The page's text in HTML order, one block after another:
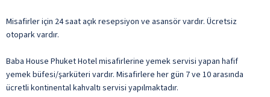
Misafirler için 24 saat açık resepsiyon ve asansör vardır. Ücretsiz
otopark vardır.
Baba House Phuket Hotel misafirlerine yemek servisi yapan hafif
yemek büfesi/şarküteri vardır. Misafirlere her gün 7 ve 10 arasında
ücretli kontinental kahvaltı servisi yapılmaktadır.